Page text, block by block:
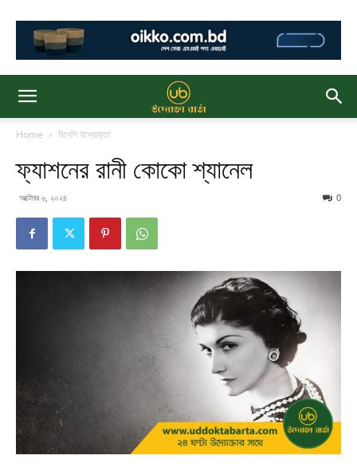
Home বিদেশি উদ্যোক্তা
ফ্যাশনের রানী কোকো শ্যানেল
অক্টোবর ৬, ২০২৪ 0